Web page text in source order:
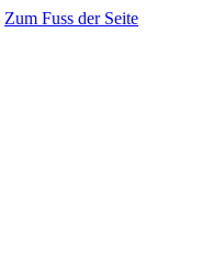
Zum Fuss der Seite